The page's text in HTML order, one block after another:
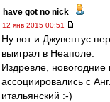
have got no nick -
12 янв 2015 00:51
Ну вот и Джувентус
выиграл в Неаполе.
Издревле, новогодние
ассоциировались с
итальянский :-)